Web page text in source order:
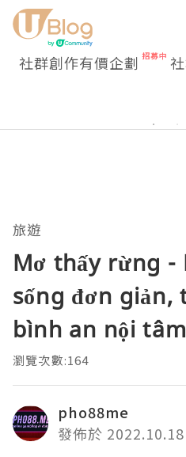
社群創作有價企劃
旅遊
Mơ thấy rừng -
sống đơn giản,
bình an nội tâm
瀏覽次數:164
pho88me
發佈於 2022.10.18